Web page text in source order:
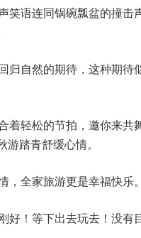
笑语连同锅碗瓢盆的撞击
归自然的期待，这种期待
着轻松的节拍，邀你来共
踏青舒缓心情。
，全家旅游更是幸福快乐。
好！等下出去玩去！没有